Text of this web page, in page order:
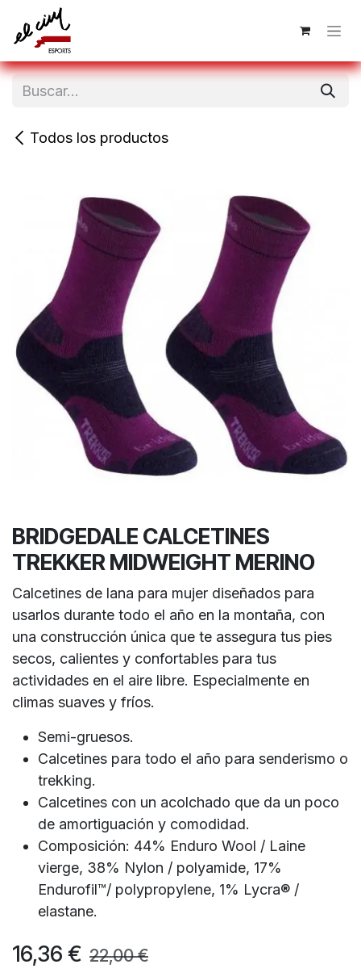
Ir al contenido
Todos los productos
BRIDGEDALE CALCETINES
TREKKER MIDWEIGHT MERINO
Calcetines de lana para mujer diseñados para
usarlos durante todo el año en la montaña, con
una construcción única que te assegura tus pies
secos, calientes y confortables para tus
actividades en el aire libre. Especialmente en
climas suaves y fríos.
Semi-gruesos.
Calcetines para todo el año para senderismo o
trekking.
Calcetines con un acolchado que da un poco
de amortiguación y comodidad.
Composición: 44% Enduro Wool / Laine
vierge, 38% Nylon / polyamide, 17%
Endurofil™/ polypropylene, 1% Lycra® /
elastane.
16,36 € 22,00€